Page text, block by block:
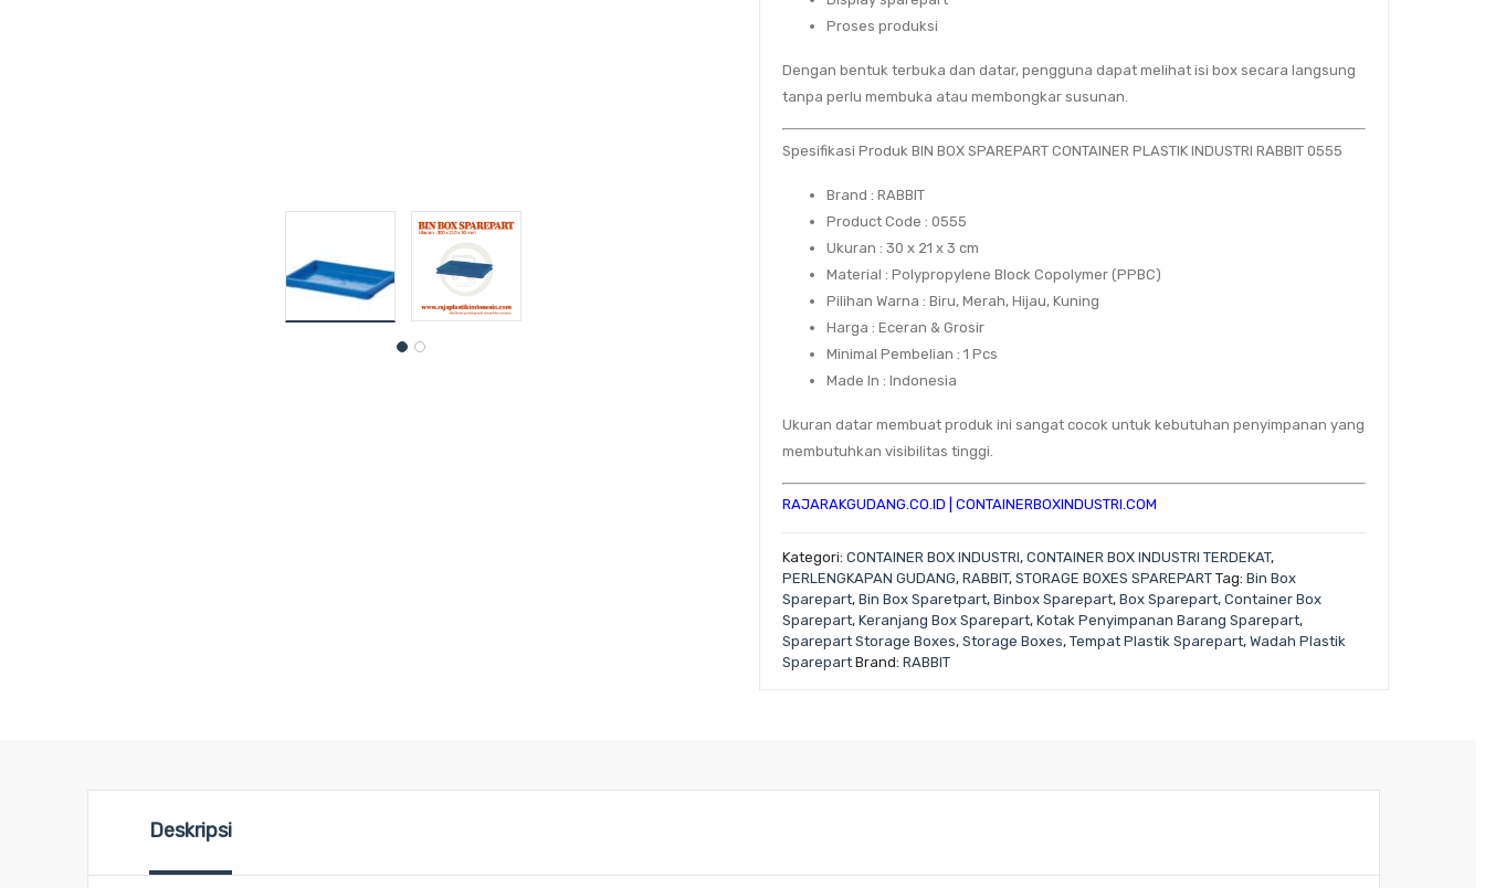
Proses produksi
Dengan bentuk terbuka dan datar, pengguna dapat melihat isi box secara langsung
tanpa perlu membuka atau membongkar susunan.
Spesifikasi Produk BIN BOX SPAREPART CONTAINER PLASTIK INDUSTRI RABBIT 0555
Brand : RABBIT
Product Code : 0555
Ukuran : 30 x 21 x 3 cm
Material : Polypropylene Block Copolymer (PPBC)
Pilihan Warna : Biru, Merah, Hijau, Kuning
Harga : Eceran & Grosir
Minimal Pembelian : 1 Pcs
Made In : Indonesia
Ukuran datar membuat produk ini sangat cocok untuk kebutuhan penyimpanan yang
membutuhkan visibilitas tinggi.
RAJARAKGUDANG.CO.ID CONTAINERBOXINDUSTRI.COM
Kategori: CONTAINER BOX INDUSTRI, CONTAINER BOX INDUSTRI TERDEKAT,
PERLENGKAPAN GUDANG, RABBIT, STORAGE BOXES SPAREPART Tag: Bin Box
Sparepart, Bin Box Sparetpart, Binbox Sparepart, Box Sparepart, Container Box
Sparepart, Keranjang Box Sparepart, Kotak Penyimpanan Barang Sparepart,
Sparepart Storage Boxes, Storage Boxes, Tempat Plastik Sparepart, Wadah Plastik
Sparepart Brand: RABBIT
Deskripsi